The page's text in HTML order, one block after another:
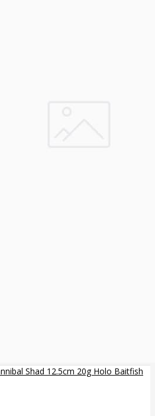
Shad 12.5cm 20g Holo Baitfish